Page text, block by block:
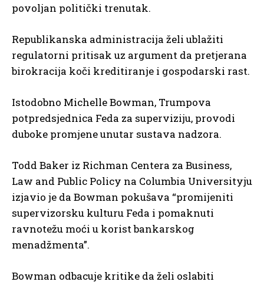
povoljan politički trenutak.
Republikanska administracija želi ublažiti
regulatorni pritisak uz argument da pretjerana
birokracija koči kreditiranje i gospodarski rast.
Istodobno Michelle Bowman, Trumpova
potpredsjednica Feda za superviziju, provodi
duboke promjene unutar sustava nadzora.
Todd Baker iz Richman Centera za Business,
Law and Public Policy na Columbia Universityju
izjavio je da Bowman pokušava “promijeniti
supervizorsku kulturu Feda i pomaknuti
ravnotežu moći u korist bankarskog
menadžmenta”.
Bowman odbacuje kritike da želi oslabiti